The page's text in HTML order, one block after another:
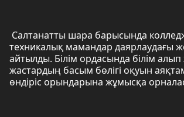
Салтанатты шара барысында
техникалық мамандар даярлаудағы
айтылды. Білім ордасында білім
жастардың басым бөлігі оқуын
өндіріс орындарына жұмысқа